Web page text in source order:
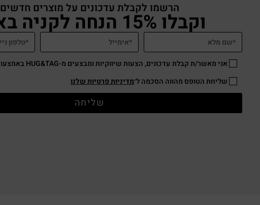
הרשמו לקבלת עדכונים על מוצרים חדשים
וקבלו 15% הנחה לקניה באתר
אני מאשר/ת קבלת עדכונים, הצעות שיווקיות ומבצעים מ-HUG&TAG באמצעות דוא”ל ו/או SMS.
שליחת הטופס מהווה הסכמה ל־מדיניות פרטיות שלנו
שליחה